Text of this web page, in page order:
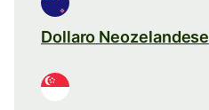
Dollaro Neozelandese